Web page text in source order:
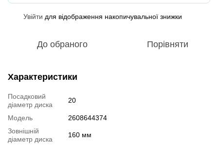
Увійти для відображення накопичувальної знижки
До обраного Порівняти
Характеристики
Посадковий
діаметр диска
20
Модель
2608644374
Зовнішній
діаметр диска
160 мм